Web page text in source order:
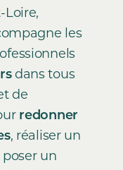
Loire,
les
dans tous
de
redonner
, réaliser un
poser un